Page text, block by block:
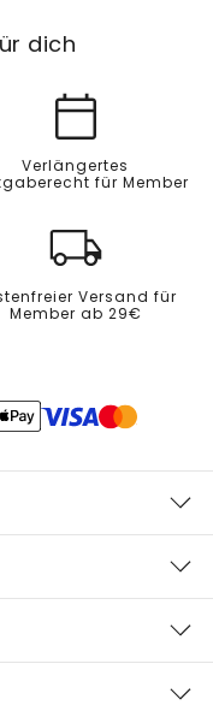
dich
Verlängertes
für Member
Versand für
Member ab 29€